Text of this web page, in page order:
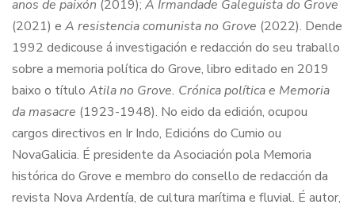
anos de paixón (2019); A Irmandade Galeguista do Grove
(2021) e A resistencia comunista no Grove (2022). Dende
1992 dedicouse á investigación e redacción do seu traballo
sobre a memoria política do Grove, libro editado en 2019
baixo o título Atila no Grove. Crónica política e Memoria
da masacre (1923-1948). No eido da edición, ocupou
cargos directivos en Ir Indo, Edicións do Cumio ou
NovaGalicia. É presidente da Asociación pola Memoria
histórica do Grove e membro do consello de redacción da
revista Nova Ardentía, de cultura marítima e fluvial. É autor,